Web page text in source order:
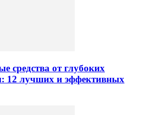
средства от глубоких
12 лучших и эффективных